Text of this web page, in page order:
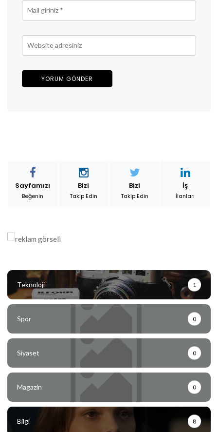
Sayfamızı
Beğenin
Bizi
Takip Edin
Bizi
Takip Edin
İş
İlanları
Teknoloji 1
Spor 0
Siyaset 0
Magazin 0
Bilgi 8